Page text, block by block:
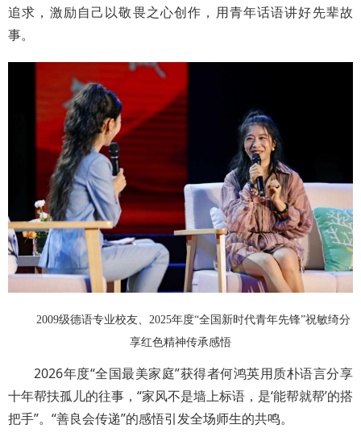
追求，激励自己以敬畏之心创作，用青年话语讲好先辈故
事。
2009级德语专业校友、2025年度“全国新时代青年先锋”祝敏绮分
享红色精神传承感悟
2026年度“全国最美家庭”获得者何鸿英用质朴语言分享
十年帮扶孤儿的往事，“家风不是墙上标语，是‘能帮就帮’的搭
把手”。“善良会传递”的感悟引发全场师生的共鸣。